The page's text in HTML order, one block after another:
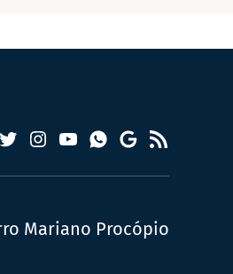
TwitterInstagram
YouTubeWhatsapp
Google
News
RSS
Mariano Procópio